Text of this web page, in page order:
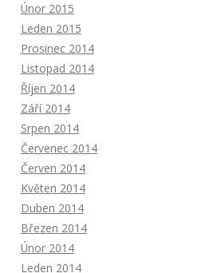
Únor 2015
Leden 2015
Prosinec 2014
Listopad 2014
Říjen 2014
Září 2014
Srpen 2014
Červenec 2014
Červen 2014
Květen 2014
Duben 2014
Březen 2014
Únor 2014
Leden 2014